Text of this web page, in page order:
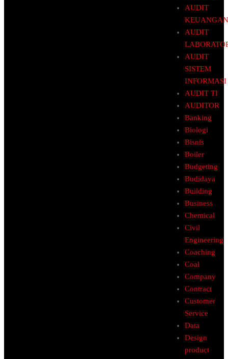
AUDIT
AUDIT
AUDIT
SISTEM
INFORMASI
AUDIT TI
AUDITOR
Banking
Biologi
Bisnis
Boiler
Budgeting
Budidaya
Building
Business
Chemical
Civil
Engineering
Coaching
Coal
Company
Contract
Customer
Service
Data
Design
product